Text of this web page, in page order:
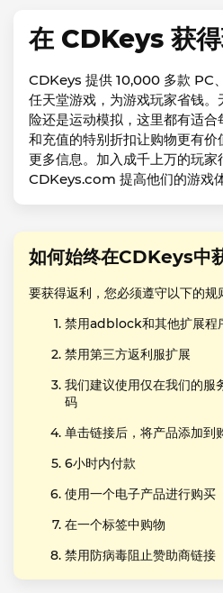
在 CDKeys 获
CDKeys 提供 10,000 多款
任天堂游戏，为游戏玩家省钱。
险还是运动模拟，这里都有适
和充值的特别折扣让购物更有
更多信息。加入成千上万的玩家
CDKeys.com 提高他们的游戏体
如何始终在CDKeys中
要获得返利，您必须遵守以下的规
禁用adblock和其他扩展程
禁用第三方返利服扩展
我们建议使用仅在我们的服
码
单击链接后，将产品添加到
6小时内付款
使用一个电子产品进行购买
在一个标签中购物
禁用防病毒阻止赞助商链接